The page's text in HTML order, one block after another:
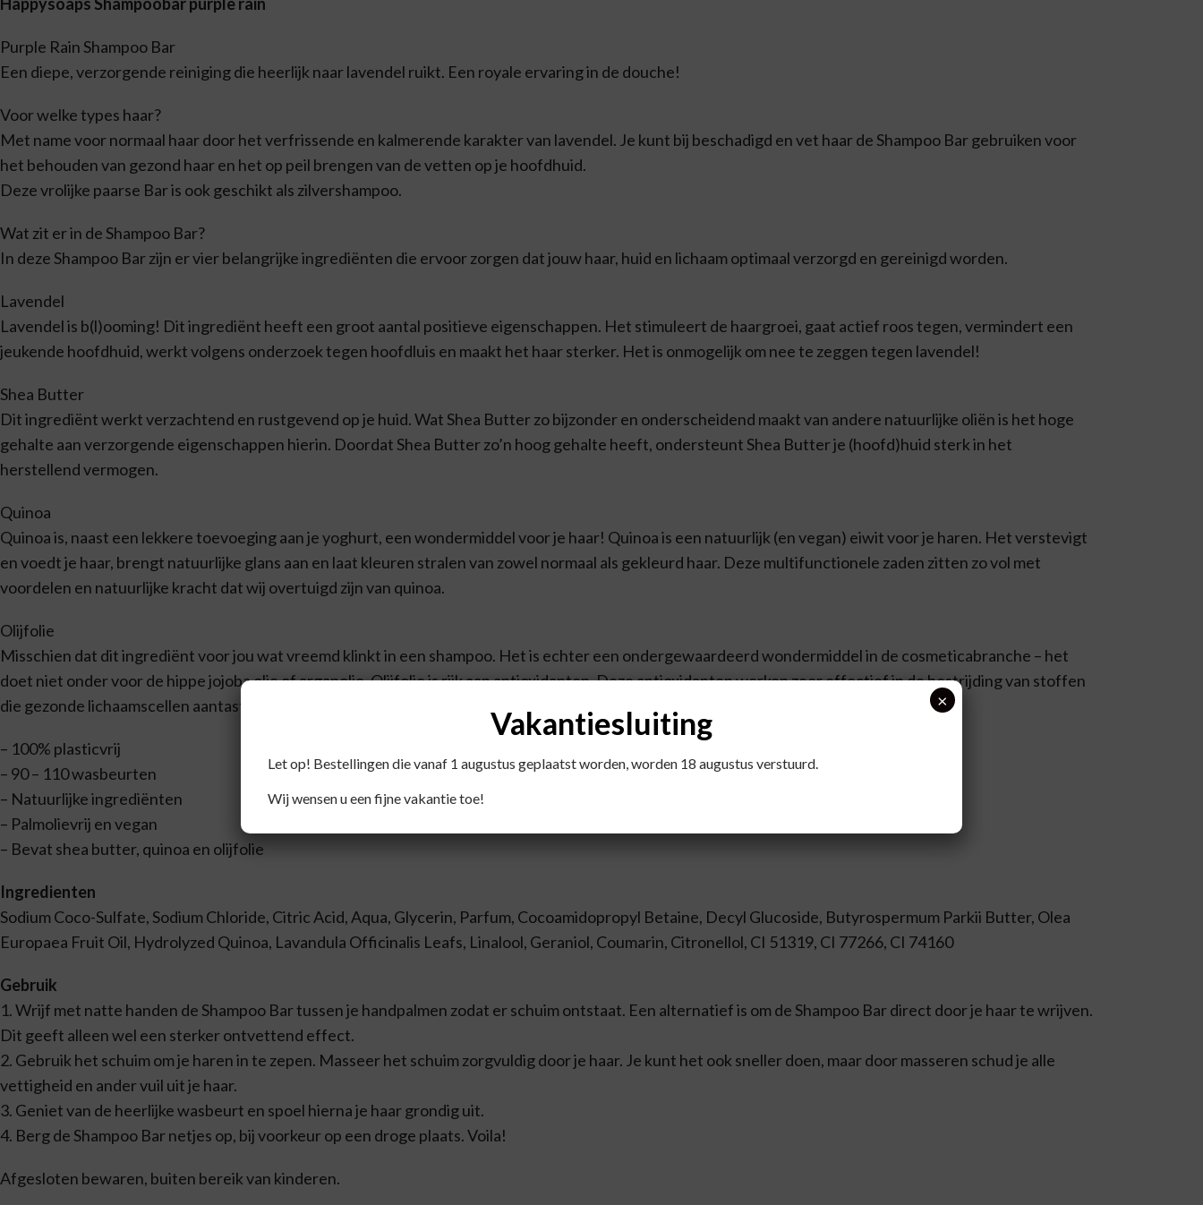
Purple Rain Shampoo Bar
Een diepe, verzorgende reiniging die heerlijk naar lavendel ruikt. Een royale ervaring in de douche!
Voor welke types haar?
Met name voor normaal haar door het verfrissende en kalmerende karakter van lavendel. Je kunt bij beschadigd en vet haar de Shampoo Bar gebruiken voor
het behouden van gezond haar en het op peil brengen van de vetten op je hoofdhuid.
Deze vrolijke paarse Bar is ook geschikt als zilvershampoo.
Wat zit er in de Shampoo Bar?
In deze Shampoo Bar zijn er vier belangrijke ingrediënten die ervoor zorgen dat jouw haar, huid en lichaam optimaal verzorgd en gereinigd worden.
Lavendel
Lavendel is b(l)ooming! Dit ingrediënt heeft een groot aantal positieve eigenschappen. Het stimuleert de haargroei, gaat actief roos tegen, vermindert een
jeukende hoofdhuid, werkt volgens onderzoek tegen hoofdluis en maakt het haar sterker. Het is onmogelijk om nee te zeggen tegen lavendel!
Shea Butter
Dit ingrediënt werkt verzachtend en rustgevend op je huid. Wat Shea Butter zo bijzonder en onderscheidend maakt van andere natuurlijke oliën is het hoge
gehalte aan verzorgende eigenschappen hierin. Doordat Shea Butter zo’n hoog gehalte heeft, ondersteunt Shea Butter je (hoofd)huid sterk in het
herstellend vermogen.
Quinoa
Quinoa is, naast een lekkere toevoeging aan je yoghurt, een wondermiddel voor je haar! Quinoa is een natuurlijk (en vegan) eiwit voor je haren. Het verstevigt
en voedt je haar, brengt natuurlijke glans aan en laat kleuren stralen van zowel normaal als gekleurd haar. Deze multifunctionele zaden zitten zo vol met
voordelen en natuurlijke kracht dat wij overtuigd zijn van quinoa.
Olijfolie
Misschien dat dit ingrediënt voor jou wat vreemd klinkt in een shampoo. Het is echter een ondergewaardeerd wondermiddel in de cosmeticabranche – het
doet niet onder voor de hippe jojoba olie of arganolie. Olijfolie is rijk aan antioxidanten. Deze antioxidanten werken zeer effectief in de bestrijding van stoffen
die gezonde lichaamscellen aantasten waardoor de huid sneller zal verouderen.
– 100% plasticvrij
– 90 – 110 wasbeurten
– Natuurlijke ingrediënten
– Palmolievrij en vegan
– Bevat shea butter, quinoa en olijfolie
Ingredienten
Sodium Coco-Sulfate, Sodium Chloride, Citric Acid, Aqua, Glycerin, Parfum, Cocoamidopropyl Betaine, Decyl Glucoside, Butyrospermum Parkii Butter, Olea
Europaea Fruit Oil, Hydrolyzed Quinoa, Lavandula Officinalis Leafs, Linalool, Geraniol, Coumarin, Citronellol, CI 51319, CI 77266, CI 74160
Gebruik
1. Wrijf met natte handen de Shampoo Bar tussen je handpalmen zodat er schuim ontstaat. Een alternatief is om de Shampoo Bar direct door je haar te wrijven.
Dit geeft alleen wel een sterker ontvettend effect.
2. Gebruik het schuim om je haren in te zepen. Masseer het schuim zorgvuldig door je haar. Je kunt het ook sneller doen, maar door masseren schud je alle
vettigheid en ander vuil uit je haar.
3. Geniet van de heerlijke wasbeurt en spoel hierna je haar grondig uit.
4. Berg de Shampoo Bar netjes op, bij voorkeur op een droge plaats. Voila!
Afgesloten bewaren, buiten bereik van kinderen.
Vakantiesluiting
Let op! Bestellingen die vanaf 1 augustus geplaatst worden, worden 18 augustus verstuurd.
Wij wensen u een fijne vakantie toe!
×